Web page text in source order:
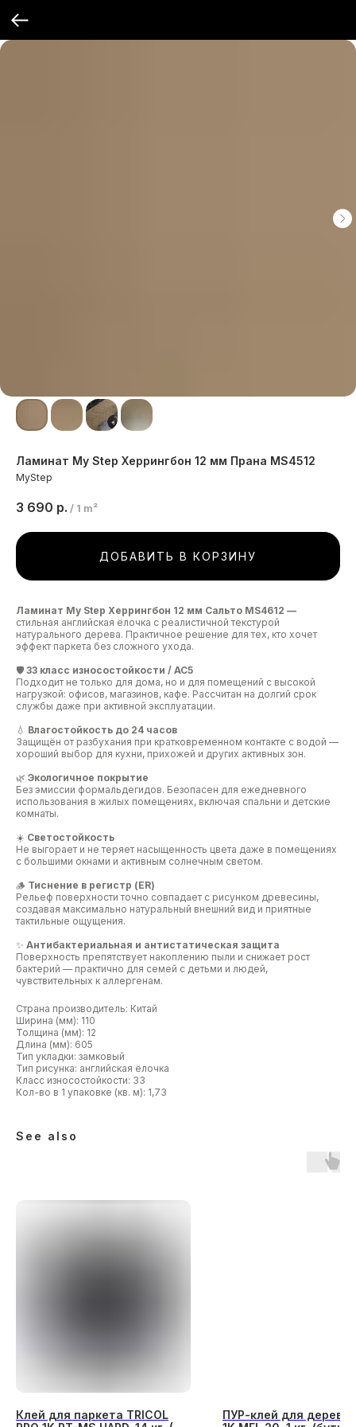
Ламинат My Step Херрингбон 12 мм Прана MS4512
MyStep
3 690 р. / 1 m²
ДОБАВИТЬ В КОРЗИНУ
Ламинат My Step Херрингбон 12 мм Сальто MS4612 —
стильная английская ёлочка с реалистичной текстурой
натурального дерева. Практичное решение для тех, кто хочет
эффект паркета без сложного ухода.
🛡️ 33 класс износостойкости / AC5
Подходит не только для дома, но и для помещений с высокой
нагрузкой: офисов, магазинов, кафе. Рассчитан на долгий срок
службы даже при активной эксплуатации.
💧 Влагостойкость до 24 часов
Защищён от разбухания при кратковременном контакте с водой —
хороший выбор для кухни, прихожей и других активных зон.
🌿 Экологичное покрытие
Без эмиссии формальдегидов. Безопасен для ежедневного
использования в жилых помещениях, включая спальни и детские
комнаты.
☀️ Светостойкость
Не выгорает и не теряет насыщенность цвета даже в помещениях
с большими окнами и активным солнечным светом.
🪵 Тиснение в регистр (ER)
Рельеф поверхности точно совпадает с рисунком древесины,
создавая максимально натуральный внешний вид и приятные
тактильные ощущения.
✨ Антибактериальная и антистатическая защита
Поверхность препятствует накоплению пыли и снижает рост
бактерий — практично для семей с детьми и людей,
чувствительных к аллергенам.
Страна производитель: Китай
Ширина (мм): 110
Толщина (мм): 12
Длина (мм): 605
Тип укладки: замковый
Тип рисунка: английская ёлочка
Класс износостойкости: 33
Кол-во в 1 упаковке (кв. м): 1,73
See also
Клей для паркета TRICOL
ПУР-клей для дерева